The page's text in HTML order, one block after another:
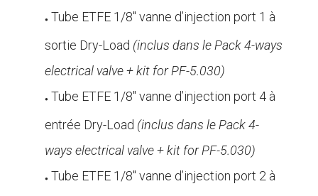
● Tube ETFE 1/8″ vanne d’injection port 1 à
sortie Dry-Load (inclus dans le Pack 4-ways
electrical valve + kit for PF-5.030)
● Tube ETFE 1/8″ vanne d’injection port 4 à
entrée Dry-Load (inclus dans le Pack 4-
ways electrical valve + kit for PF-5.030)
● Tube ETFE 1/8″ vanne d’injection port 2 à